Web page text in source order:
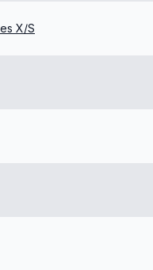
X/S